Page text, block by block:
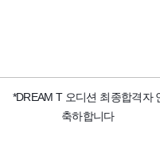
*DREAM T 오디션 최종합격자
축하합니다